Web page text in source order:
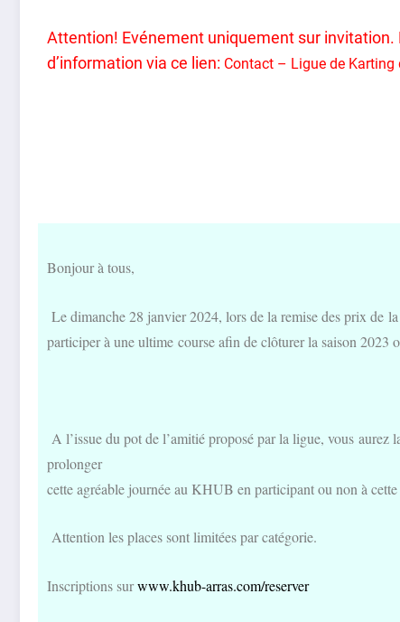
Attention! Evénement uniquement sur
d’information via ce lien: Contact – Ligue de Karting
Bonjour à tous,
Le dimanche 28 janvier 2024, lors de la remise des prix
participer à une ultime course afin de clôturer la saison 2023
A l’issue du pot de l’amitié proposé par la ligue, vous
prolonger
cette agréable journée au KHUB en participant ou non à
Attention les places sont limitées par catégorie.
Inscriptions surwww.khub-arras.com/reserver